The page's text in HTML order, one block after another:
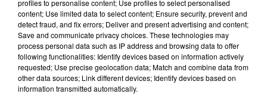
Lecture (2 min 23 sec)
100%
100% Radio les infos du Comminges
profiles to personalise content; Use profiles to select personalised
content; Use limited data to select content; Ensure security, prevent and
detect fraud, and fix errors; Deliver and present advertising and content;
Save and communicate privacy choices. These technologies may
process personal data such as IP address and browsing data to offer
following functionalities: Identify devices based on information actively
requested; Use precise geolocation data; Match and combine data from
other data sources; Link different devices; Identify devices based on
information transmitted automatically.